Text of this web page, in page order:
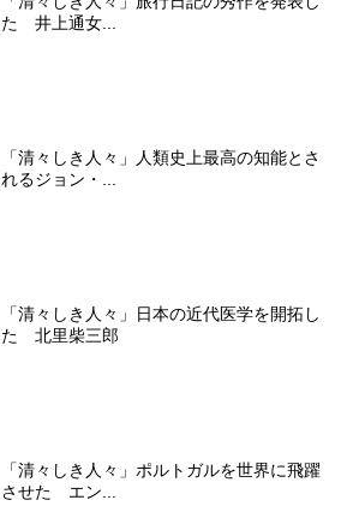
た 井上通女...
「清々しき人々」人類史上最高の知能とさ
れるジョン・...
「清々しき人々」日本の近代医学を開拓し
た 北里柴三郎
「清々しき人々」ポルトガルを世界に飛躍
させた エン...